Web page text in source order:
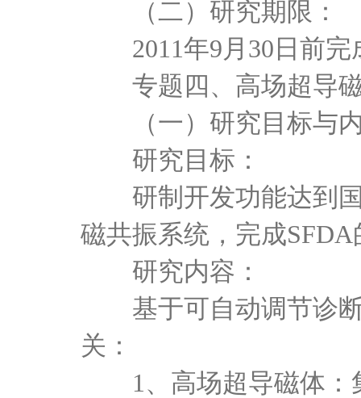
（二）研究期限：
2011年9月30日前
专题四、高场超导磁
（一）研究目标与
研究目标：
研制开发功能达到国
磁共振系统，完成
研究内容：
基于可自动调节诊断
关：
1、高场超导磁体